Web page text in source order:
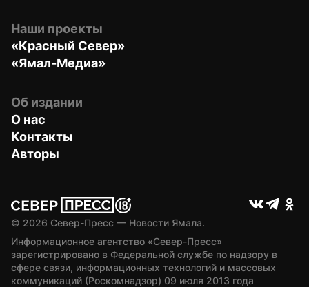
Наши проекты
«Красный Север»
«Ямал-Медиа»
Об издании
О нас
Контакты
Авторы
© 2026 Север-Пресс — Новости Ямала.
Информационное агентство «Север-Пресс»
зарегистрировано в Федеральной службе по надзору в
сфере связи, информационных технологий и массовых
коммуникаций (Роскомнадзор) 09 июля 2013 года